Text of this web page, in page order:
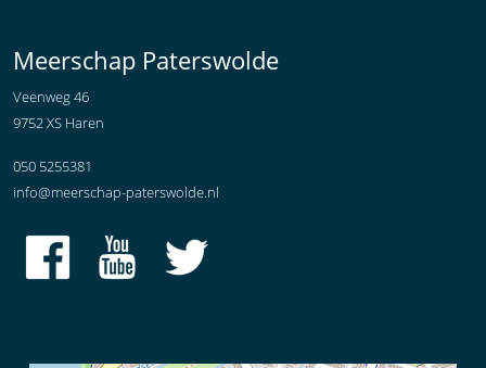
Meerschap Paterswolde
Veenweg 46
9752 XS Haren
050 5255381
info@meerschap-paterswolde.nl